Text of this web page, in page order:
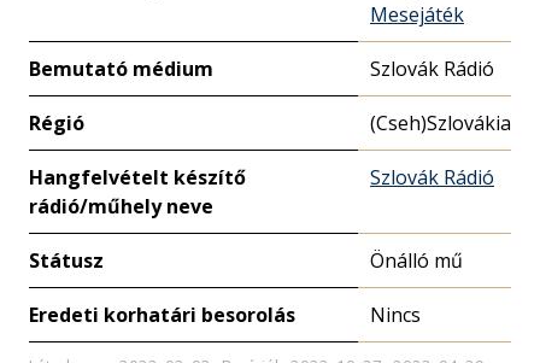
Mesejáték
Bemutató médium Szlovák Rádió
Régió (Cseh)Szlovákia
Hangfelvételt készítő
rádió/műhely neve
Szlovák Rádió
Státusz Önálló mű
Eredeti korhatári besorolás Nincs